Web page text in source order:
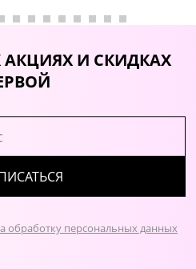
АКЦИЯХ И СКИДКАХ
обработку персональных данных